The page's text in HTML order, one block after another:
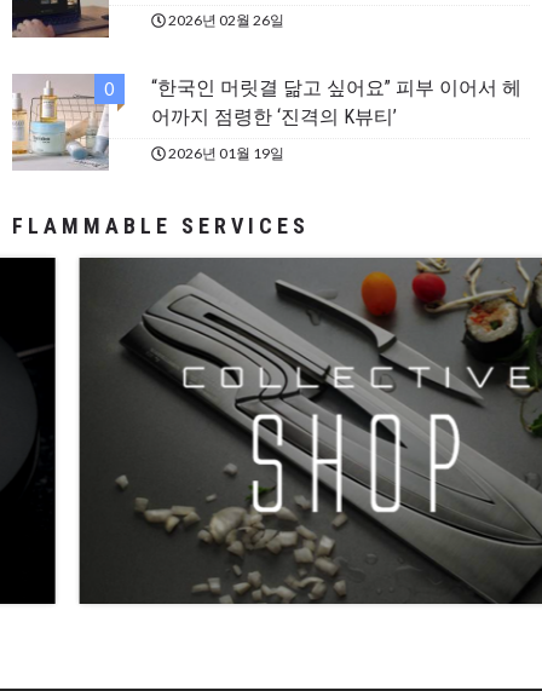
2026년 02월 26일
0
“한국인 머릿결 닮고 싶어요” 피부 이어서 헤
어까지 점령한 ‘진격의 K뷰티’
2026년 01월 19일
FLAMMABLE SERVICES